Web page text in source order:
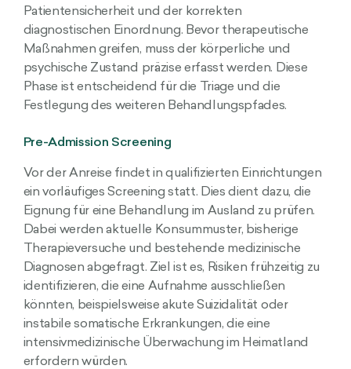
Patientensicherheit und der korrekten
diagnostischen Einordnung. Bevor therapeutische
Maßnahmen greifen, muss der körperliche und
psychische Zustand präzise erfasst werden. Diese
Phase ist entscheidend für die Triage und die
Festlegung des weiteren Behandlungspfades.
Pre-Admission Screening
Vor der Anreise findet in qualifizierten Einrichtungen
ein vorläufiges Screening statt. Dies dient dazu, die
Eignung für eine Behandlung im Ausland zu prüfen.
Dabei werden aktuelle Konsummuster, bisherige
Therapieversuche und bestehende medizinische
Diagnosen abgefragt. Ziel ist es, Risiken frühzeitig zu
identifizieren, die eine Aufnahme ausschließen
könnten, beispielsweise akute Suizidalität oder
instabile somatische Erkrankungen, die eine
intensivmedizinische Überwachung im Heimatland
erfordern würden.